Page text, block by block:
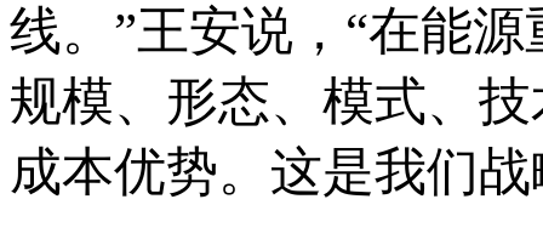
线。”王安说，“在能
规模、形态、模式、
成本优势。这是我们